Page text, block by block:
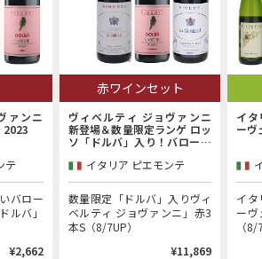
ァンニ
2023
テ
バロー
ルバ」
¥2,662
赤ワインセット
ヴィベルティ ジョヴァンニ
新登場＆数量限定ランゲ ロッ
ソ「ドルバ」入り！バローロ
産者「ヴィベルティ ジョヴァ
ンニ」赤3本セット
イタリア ピエモンテ
数量限定「ドルバ」入りヴィ
ベルティ ジョヴァンニ」赤3
本S（8/7UP）
¥11,869
イタ
ーヴ
イタ
ー
（